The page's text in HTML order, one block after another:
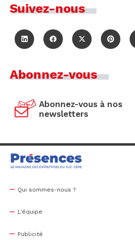
Suivez-nous
Abonnez-vous
Abonnez-vous à nos
newsletters
Qui sommes-nous ?
L'équipe
Publicité